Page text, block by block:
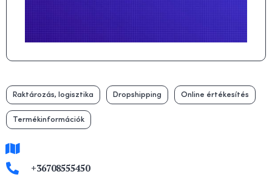
Raktározás, logisztika Dropshipping Online értékesítés
Termékinformációk
+36708555450